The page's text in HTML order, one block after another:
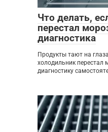
Что делать,
перестал
диагностика
Продукты тают на
холодильник перестал
диагностику